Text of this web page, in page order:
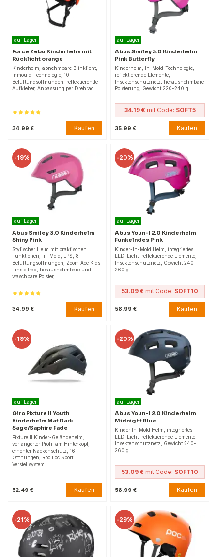
auf Lager
Force Zebu Kinderhelm mit
Rücklicht orange
Kinderhelm, abnehmbare Blinklicht,
Inmould-Technologie, 10
Belüftungsöffnungen, reflektierende
Aufkleber, Anpassung per Drehrad.
34.99 € Kaufen
auf Lager
Abus Smiley 3.0 Kinderhelm
Pink Butterfly
Kinderhelm, In-Mold-Technologie,
reflektierende Elemente,
Insektenschutznetz, herausnehmbare
Polsterung, Gewicht 220-240 g.
34.19 € mit Code: SOFT5
35.99 € Kaufen
-19%
auf Lager
Abus Smiley 3.0 Kinderhelm
Shiny Pink
Stylischer Helm mit praktischen
Funktionen, In-Mold, EPS, 8
Belüftungsöffnungen, Zoom Ace Kids
Einstellrad, herausnehmbare und
waschbare Polster,…
34.99 € Kaufen
-20%
auf Lager
Abus Youn-I 2.0 Kinderhelm
Funkelndes Pink
Kinder-In-Mold Helm, integriertes
LED-Licht, reflektierende Elemente,
Insektenschutznetz, Gewicht 240-
260 g.
53.09 € mit Code: SOFT10
58.99 € Kaufen
-19%
auf Lager
Giro Fixture II Youth
Kinderhelm Mat Dark
Sage/Saphire Fade
Fixture II Kinder-Geländehelm,
verlängerter Profil am Hinterkopf,
erhöhter Nackenschutz, 16
Öffnungen, Roc Loc Sport
Verstellsystem.
52.49 € Kaufen
-20%
auf Lager
Abus Youn-I 2.0 Kinderhelm
Midnight Blue
Kinder In-Mold Helm, integriertes
LED-Licht, reflektierende Elemente,
Insektenschutznetz, Gewicht 240-
260 g.
53.09 € mit Code: SOFT10
58.99 € Kaufen
-21% -29%